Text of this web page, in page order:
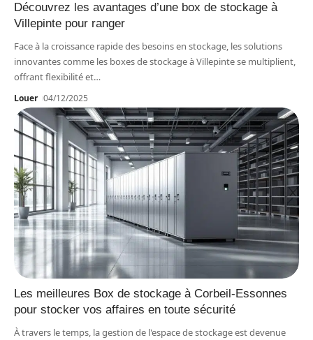
Découvrez les avantages d’une box de stockage à
Villepinte pour ranger
Face à la croissance rapide des besoins en stockage, les solutions
innovantes comme les boxes de stockage à Villepinte se multiplient,
offrant flexibilité et…
Louer 04/12/2025
Les meilleures Box de stockage à Corbeil-Essonnes
pour stocker vos affaires en toute sécurité
À travers le temps, la gestion de l'espace de stockage est devenue